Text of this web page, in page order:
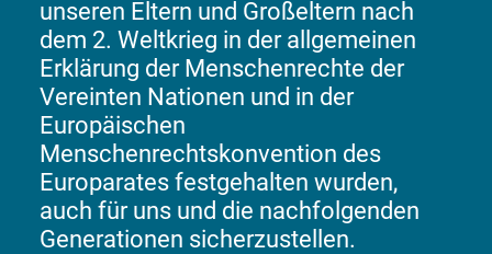
unseren Eltern und Großeltern nach
dem 2. Weltkrieg in der allgemeinen
Erklärung der Menschenrechte der
Vereinten Nationen und in der
Europäischen
Menschenrechtskonvention des
Europarates festgehalten wurden,
auch für uns und die nachfolgenden
Generationen sicherzustellen.